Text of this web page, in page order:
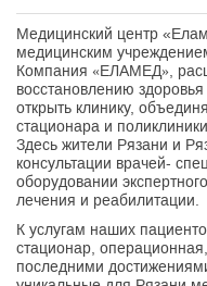
Медицинский центр
медицинским
Компания «ЕЛАМЕД»,
восстановлению
открыть клинику,
стационара и
Здесь жители Рязани и
консультации врачей-
оборудовании
лечения и реабилитации.
К услугам наших
стационар,
последними